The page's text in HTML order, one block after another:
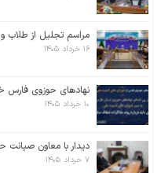
مراسم تجلیل از طلاب
۱۶ خرداد ۱۴۰۵
نهادهای حوزوی فارس
۱۰ خرداد ۱۴۰۵
دیدار با معاون صیانت
۷ خرداد ۱۴۰۵